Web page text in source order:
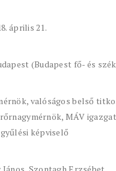
április 21.
(Budapest fő- és
valóságos belső
MÁV
képviselő